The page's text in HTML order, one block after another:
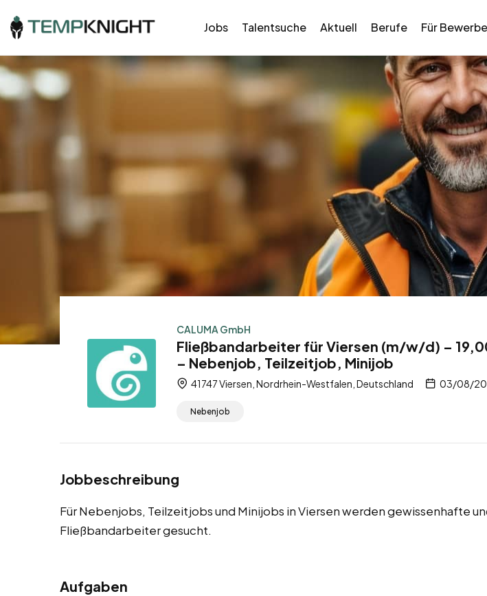
Jobs Talentsuche Aktuell Berufe Für
CALUMA GmbH
Fließbandarbeiter für Viersen (m/w/d) –
– Nebenjob, Teilzeitjob, Minijob
41747 Viersen, Nordrhein-Westfalen, Deutschland 03/08/
Nebenjob
Jobbeschreibung
Für Nebenjobs, Teilzeitjobs und Minijobs in Viersen werden gewissenhafte
Fließbandarbeiter gesucht.
Aufgaben